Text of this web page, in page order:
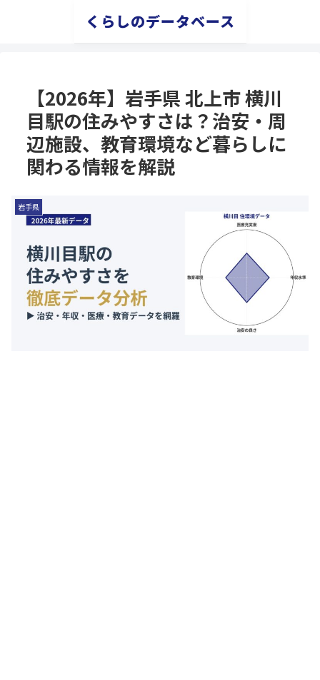
くらしのデータベース
【2026年】岩手県 北上市 横川
目駅の住みやすさは？治安・周
辺施設、教育環境など暮らしに
関わる情報を解説
岩手県